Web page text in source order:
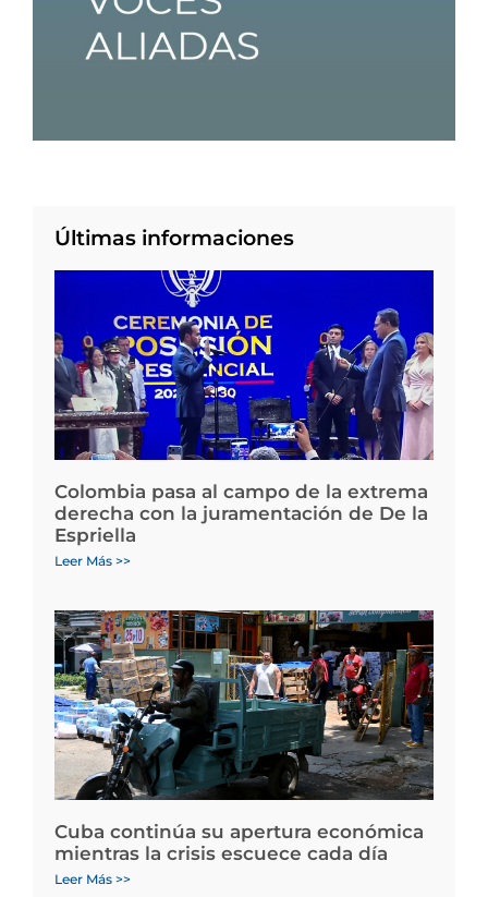
Últimas informaciones
Colombia pasa al campo de la extrema
derecha con la juramentación de De la
Espriella
Leer Más >>
Cuba continúa su apertura económica
mientras la crisis escuece cada día
Leer Más >>